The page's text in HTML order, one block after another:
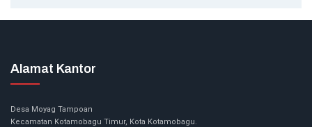
Alamat Kantor
Desa Moyag Tampoan
Kecamatan Kotamobagu Timur, Kota Kotamobagu.